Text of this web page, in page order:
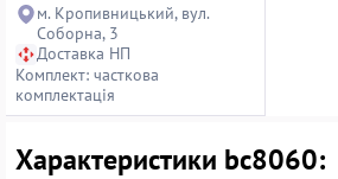
м. Кропивницький, вул.
Соборна, 3
Доставка НП
Комплект: часткова
комплектація
Характеристики bc8060: